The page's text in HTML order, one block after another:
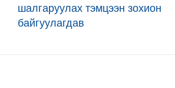
шалгаруулах тэмцээн зохион
байгуулагдав